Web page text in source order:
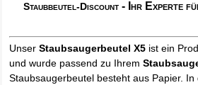
Staubbeutel-Discount - Ihr Experte
UnserStaubsaugerbeutel X5 ist ein
und wurde passend zu Ihrem
Staubsaugerbeutel besteht aus Papier.